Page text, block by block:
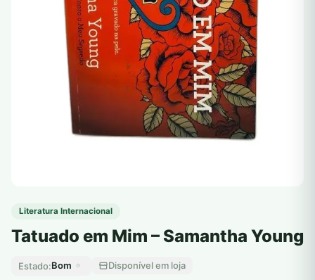
Literatura Internacional
Tatuado em Mim – Samantha Young
Estado:Bom Disponível em loja